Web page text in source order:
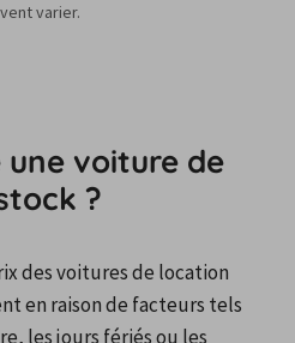
varier.
une voiture de
?
des voitures de location
en raison de facteurs tels
les jours fériés ou les